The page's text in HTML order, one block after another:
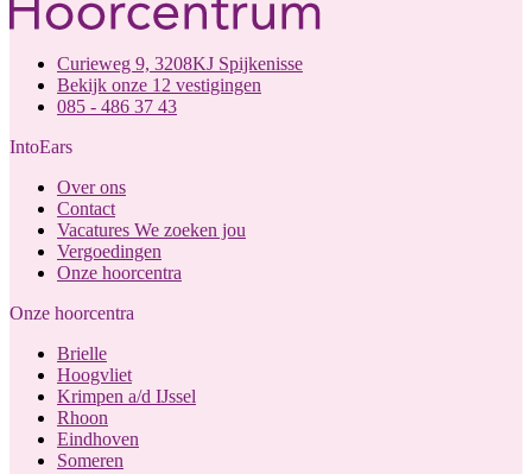
Curieweg 9, 3208KJ Spijkenisse
Bekijk onze 12 vestigingen
085 - 486 37 43
IntoEars
Over ons
Contact
Vacatures We zoeken jou
Vergoedingen
Onze hoorcentra
Onze hoorcentra
Brielle
Hoogvliet
Krimpen a/d IJssel
Rhoon
Eindhoven
Someren